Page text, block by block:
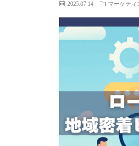
2025.07.14 マーケティ